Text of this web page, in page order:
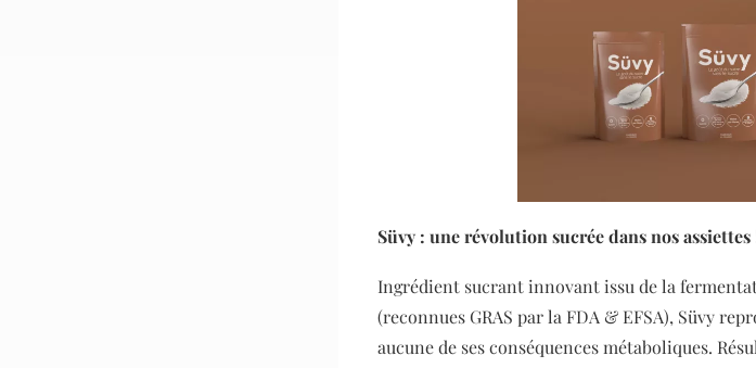
Süvy : une révolution sucrée dansnos assiettes
Ingrédient sucrant innovant issu de la
(reconnues GRAS par la FDA & EFSA), Süvy
aucune de ses conséquences métaboliques.